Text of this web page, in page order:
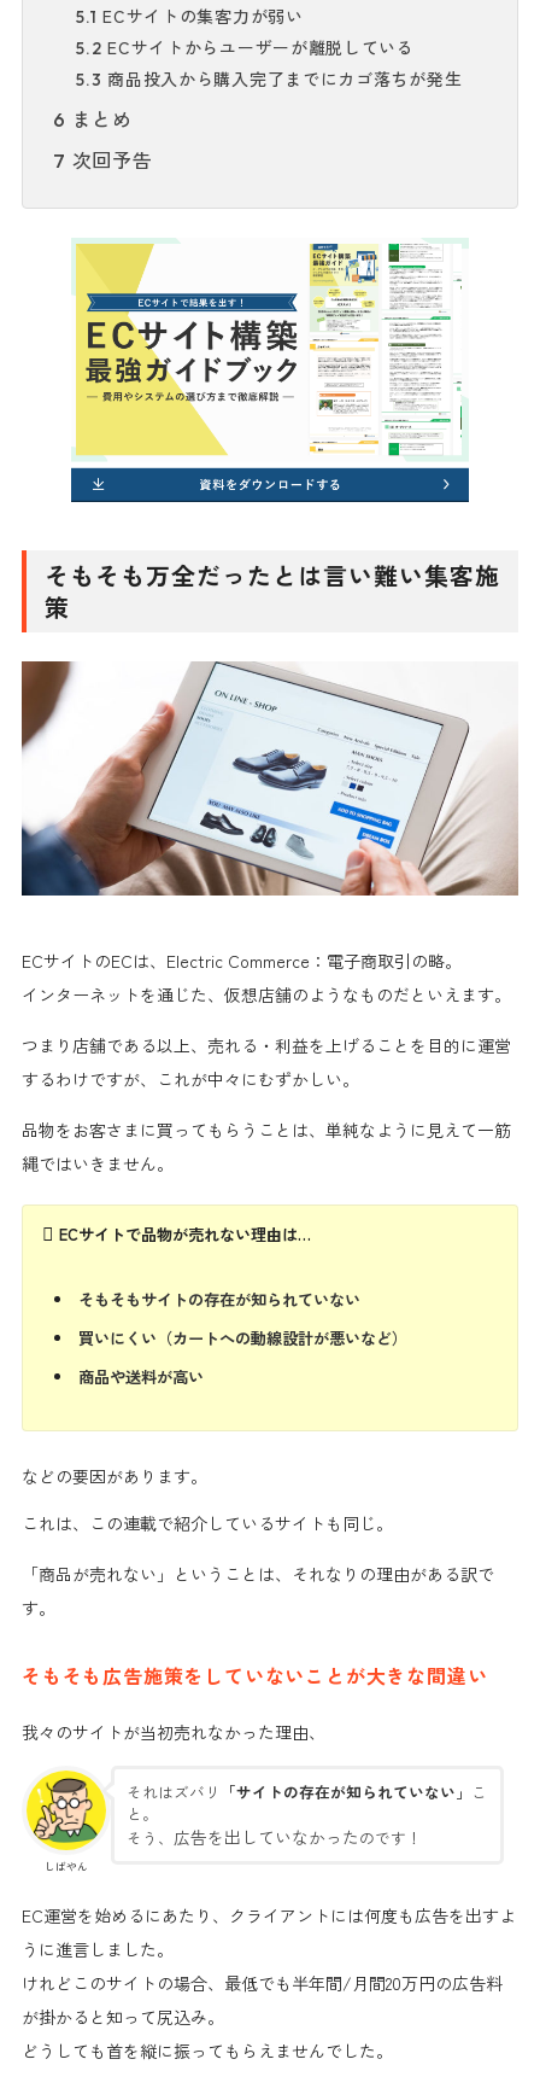
5.1 ECサイトの集客力が弱い
5.2 ECサイトからユーザーが離脱している
5.3 商品投入から購入完了までにカゴ落ちが発生
6 まとめ
7 次回予告
そもそも万全だったとは言い難い集客施
策
ECサイトのECは、Electric Commerce：電子商取引の略。
インターネットを通じた、仮想店舗のようなものだといえます。
つまり店舗である以上、 売れる・利益を上げることを目的に運営
するわけですが、これが中々にむずかしい。
品物をお客さまに買ってもらうこと は、単純なように見えて一筋
縄ではいきません。
ECサイトで品物が売れない理由は…
そもそもサイトの存在が知られていない
買いにくい（カートへの動線設計が悪いなど）
商品や送料が高い
などの要因があります。
これは、この連載で紹介しているサイトも同じ。
「商品が売れない」 ということは、 それなりの理由がある訳で
す。
そもそも広告施策をしていないことが大きな間違い
我々のサイトが当初売れなかった理由、
しばやん
それはズバリ 「サイトの存在が知られていない」 こ
と。
そう、 広告を出していなかったのです！
EC運営を始めるにあたり、クライアントには何度も広告を出すよ
うに進言しました。
けれどこのサイトの場合、 最低でも半年間/月間20万円の広告料
が掛かると知って尻込み。
どうしても首を縦に振ってもらえませんでした。